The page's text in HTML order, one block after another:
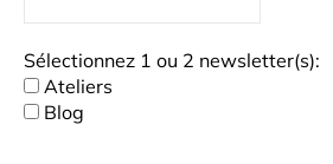
Sélectionnez 1 ou 2 newsletter(s):
Ateliers
Blog